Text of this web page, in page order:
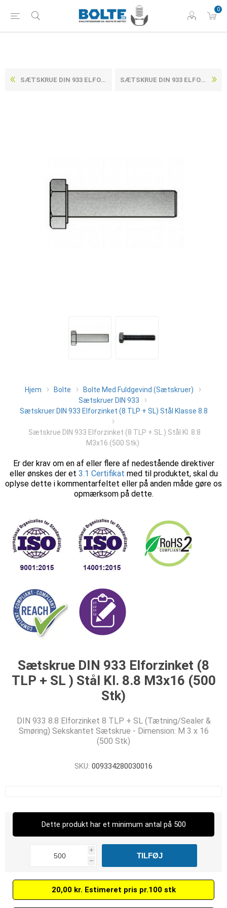
0
SÆTSKRUE DIN 933 ELFORZINKET (8 TLP + SL ) STÅL KL. 8.8 M3X12 (500 STK) SÆTSKRUE DIN 933 ELFORZINKET (8 TLP + SL ) STÅL KL. 8.8 M3X20 (500 STK)
Hjem Bolte
Bolte Med Fuldgevind (Sætskruer)
Sætskruer DIN 933
Sætskruer DIN 933 Elforzinket (8 TLP + SL) Stål Klasse 8.8
Sætskrue DIN 933 Elforzinket (8 TLP + SL ) Stål Kl. 8.8
M3x16 (500 Stk)
Er der krav om en af eller flere af nedestående direktiver
eller ønskes der et 3.1 Certifikat med til produktet, skal du
oplyse dette i kommentarfeltet eller på anden måde gøre os
opmærksom på dette.
Sætskrue DIN 933 Elforzinket (8
TLP + SL ) Stål Kl. 8.8 M3x16 (500
Stk)
DIN 933 8.8 Elforzinket 8 TLP + SL (Tætning/Sealer &
Smøring) Sekskantet Sætskrue - Dimension: M 3 x 16
(500 Stk)
SKU: 009334280030016
Dette produkt har et minimum antal på 500
i
h
20,00 kr. Estimeret pris pr.100 stk